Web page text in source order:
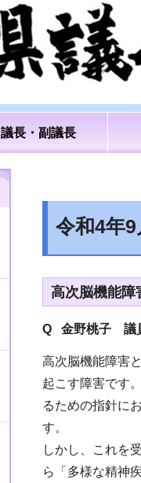
議長・副議長
令和4年
高次脳機能障
Q 金野桃子 議
高次脳機能障害
起こす障害です
るための指針に
す。
しかし、これを
ら「多様な精神